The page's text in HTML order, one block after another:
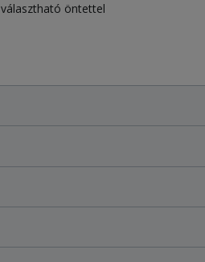
választható öntettel